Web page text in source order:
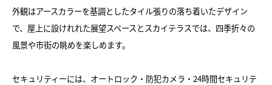
外観はアースカラーを基調としたタイル張りの落ち着いたデザイン
で、屋上に設けれれた展望スペースとスカイテラスでは、四季折々の
風景や市街の眺めを楽しめます。
セキュリティーには、オートロック・防犯カメラ・24時間セキュリテ